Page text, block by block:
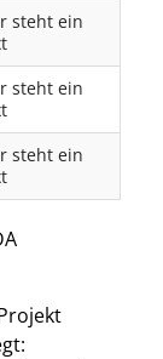
steht ein
steht ein
steht ein